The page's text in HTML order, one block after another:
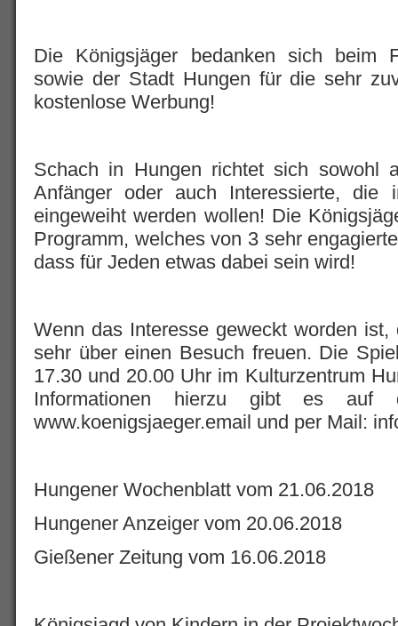
Die Königsjäger bedanken sich beim
sowie der Stadt Hungen für die sehr
kostenlose Werbung!
Schach in Hungen richtet sich sowohl
Anfänger oder auch Interessierte, die
eingeweiht werden wollen! Die
Programm, welches von 3 sehr
dass für Jeden etwas dabei sein wird!
Wenn das Interesse geweckt worden
sehr über einen Besuch freuen. Die
17.30 und 20.00 Uhr im Kulturzentrum
Informationen hierzu gibt es auf
www.koenigsjaeger.email und per Mail:
Hungener Wochenblatt vom 21.06.2018
Hungener Anzeiger vom 20.06.2018
Gießener Zeitung vom 16.06.2018